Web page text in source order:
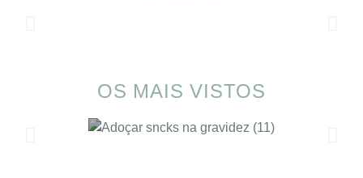
OS MAIS VISTOS